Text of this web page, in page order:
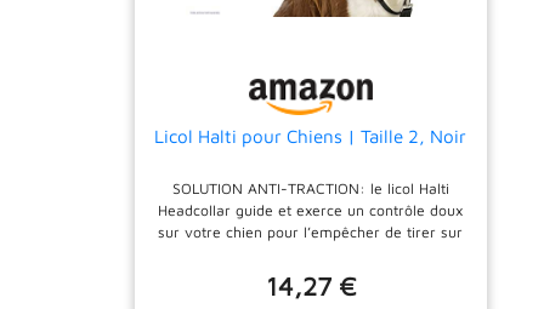
pour un dressage efficace de votre chien. En
Possibilité de Remplacement via le SAV à
tout moment.
Licol Halti pour Chiens | Taille 2, Noir
SOLUTION ANTI-TRACTION: le licol Halti
Headcollar guide et exerce un contrôle doux
sur votre chien pour l’empêcher de tirer sur
en nylon robuste, mais léger, avec muserolle
rembourrée en néoprène, le Licol Halti
14,27 €